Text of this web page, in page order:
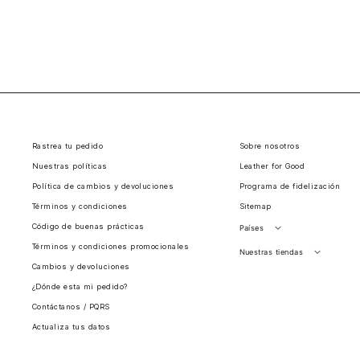
Rastrea tu pedido
Nuestras políticas
Política de cambios y devoluciones
Términos y condiciones
Código de buenas prácticas
Términos y condiciones promocionales
Cambios y devoluciones
¿Dónde esta mi pedido?
Contáctanos / PQRS
Actualiza tus datos
Sobre nosotros
Leather for Good
Programa de fidelización
Sitemap
Países
Perú
Nuestras tiendas